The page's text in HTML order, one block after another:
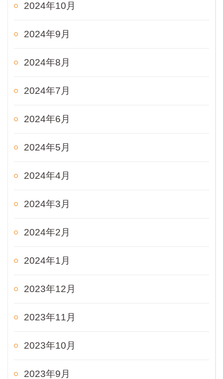
2024年10月
2024年9月
2024年8月
2024年7月
2024年6月
2024年5月
2024年4月
2024年3月
2024年2月
2024年1月
2023年12月
2023年11月
2023年10月
2023年9月